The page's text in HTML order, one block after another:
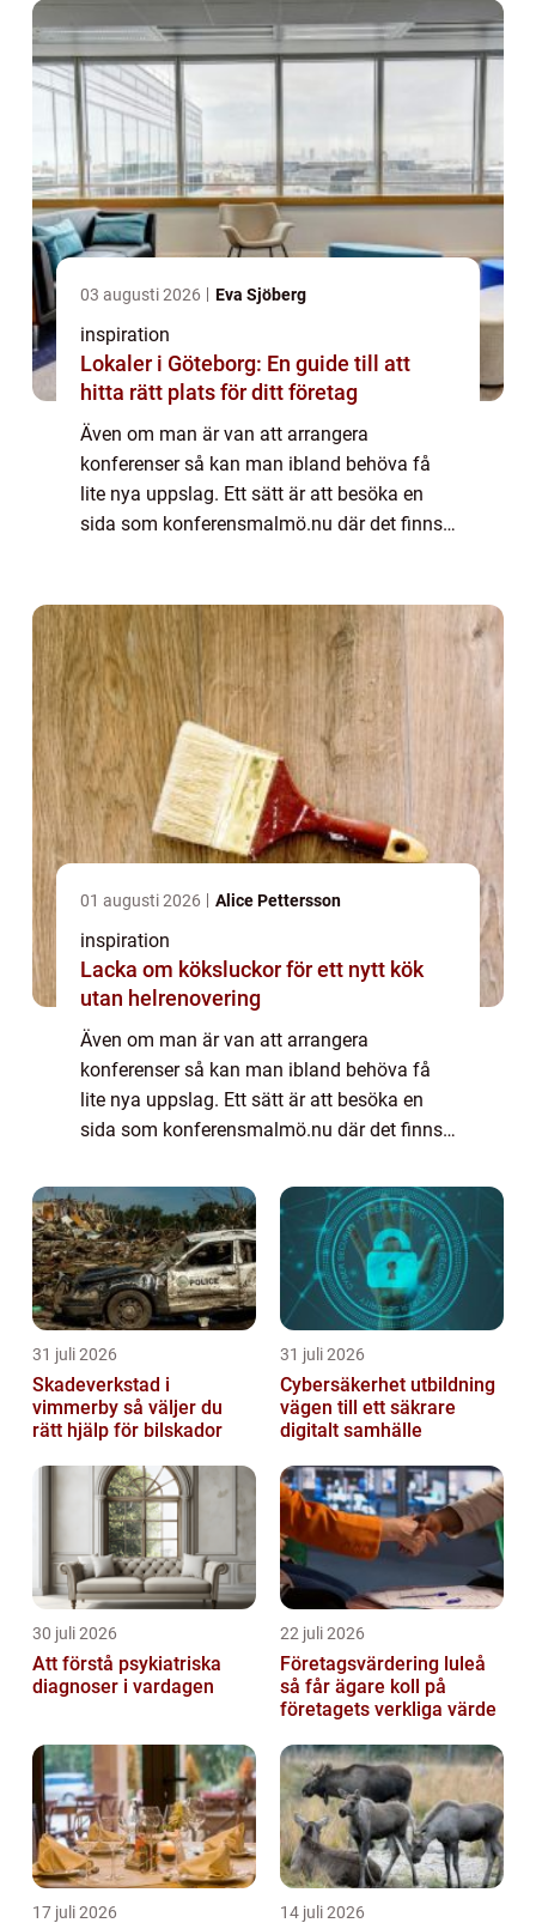
03 augusti 2026 Eva Sjöberg
inspiration
Lokaler i Göteborg: En guide till att
hitta rätt plats för ditt företag
Även om man är van att arrangera
konferenser så kan man ibland behöva få
lite nya uppslag. Ett sätt är att besöka en
sida som konferensmalmö.nu där det finns
stan eller u...
01 augusti 2026 Alice Pettersson
inspiration
Lacka om köksluckor för ett nytt kök
utan helrenovering
Även om man är van att arrangera
konferenser så kan man ibland behöva få
lite nya uppslag. Ett sätt är att besöka en
sida som konferensmalmö.nu där det finns
anamma. Vill man ha en konferens mitt i
stan eller u...
31 juli 2026
Skadeverkstad i
vimmerby så väljer du
rätt hjälp för bilskador
31 juli 2026
Cybersäkerhet utbildning
vägen till ett säkrare
digitalt samhälle
30 juli 2026
Att förstå psykiatriska
diagnoser i vardagen
22 juli 2026
Företagsvärdering luleå
så får ägare koll på
företagets verkliga värde
17 juli 2026 14 juli 2026